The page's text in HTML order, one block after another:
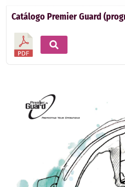
Catálogo Premier Guard